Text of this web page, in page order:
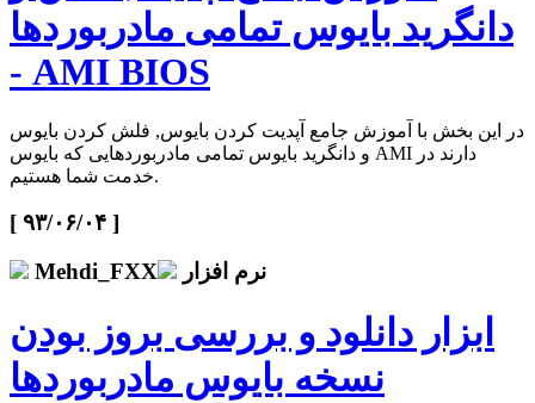
دانگرید بایوس تمامی مادربوردها
- AMI BIOS
در این بخش با آموزش جامع آپدیت کردن بایوس, فلش کردن بایوس
و دانگرید بایوس تمامی مادربوردهایی که بایوس AMI دارند در
خدمت شما هستیم.
[ ۹۳/۰۶/۰۴ ]
Mehdi_FXX
نرم افزار
ابزار دانلود و بررسی بروز بودن
نسخه بایوس مادربوردها